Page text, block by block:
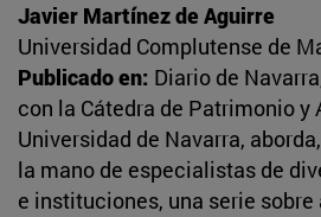
Javier Martínez de Aguirre
Universidad Complutense de
Publicado en: Diario de
con la Cátedra de Patrimonio y
Universidad de Navarra,
la mano de especialistas de
e instituciones, una serie